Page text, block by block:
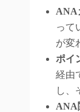
ANA
って
が変
ポイ
経由
し、
ANA